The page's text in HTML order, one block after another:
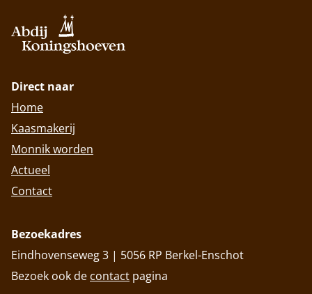
Direct naar
Home
Kaasmakerij
Monnik worden
Actueel
Contact
Bezoekadres
Eindhovenseweg 3 | 5056 RP Berkel-Enschot
Bezoek ook de contact pagina